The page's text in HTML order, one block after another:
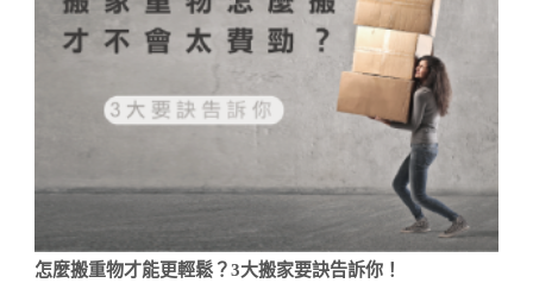
怎麼搬重物才能更輕鬆？3大搬家要訣告訴你！